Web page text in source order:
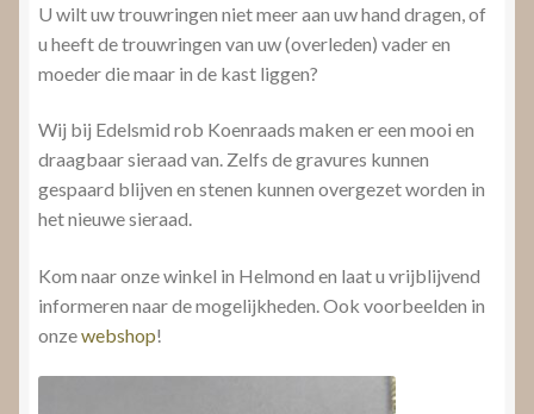
U wilt uw trouwringen niet meer aan uw hand dragen, of
u heeft de trouwringen van uw (overleden) vader en
moeder die maar in de kast liggen?
Wij bij Edelsmid rob Koenraads maken er een mooi en
draagbaar sieraad van. Zelfs de gravures kunnen
gespaard blijven en stenen kunnen overgezet worden in
het nieuwe sieraad.
Kom naar onze winkel in Helmond en laat u vrijblijvend
informeren naar de mogelijkheden. Ook voorbeelden in
onzewebshop!